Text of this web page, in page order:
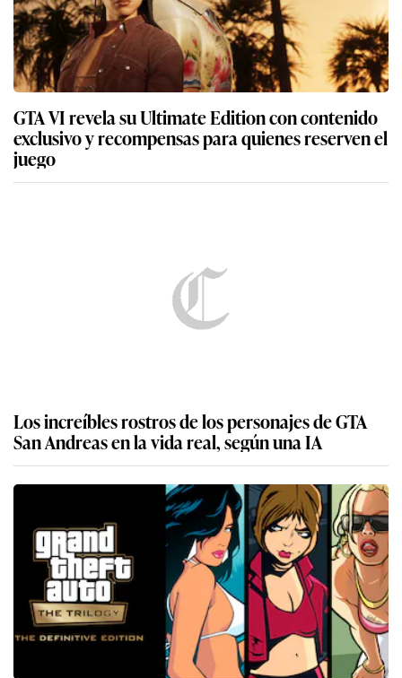
GTA VI revela su Ultimate Edition con contenido
exclusivo y recompensas para quienes reserven el
juego
Los increíbles rostros de los personajes de GTA
San Andreas en la vida real, según una IA